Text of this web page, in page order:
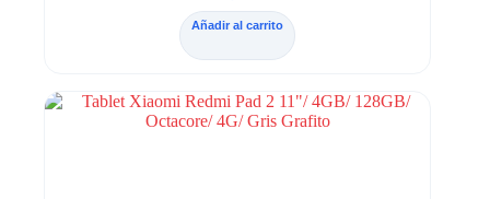
Añadir al carrito